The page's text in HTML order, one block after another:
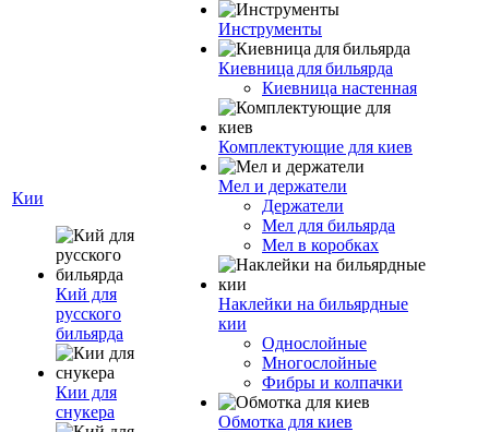
Кии
Кий для
русского
бильярда
Кии для
снукера
Инструменты
Киевница для бильярда
Киевница настенная
Комплектующие для киев
Мел и держатели
Держатели
Мел для бильярда
Мел в коробках
Наклейки на бильярдные
кии
Однослойные
Многослойные
Фибры и колпачки
Обмотка для киев